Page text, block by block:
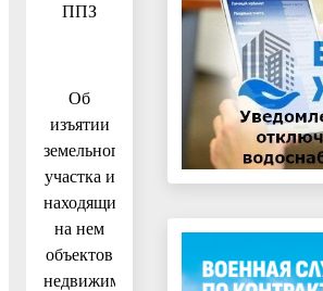
ППЗ
Об
изъятии
земельного
участка и
находящихся
на нем
объектов
недвижимого